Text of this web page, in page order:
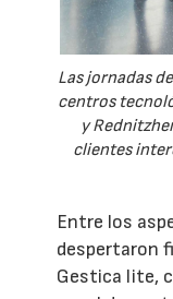
Las jornadas
centros
y
clientes
Entre los
despertaron
Gestica lite,